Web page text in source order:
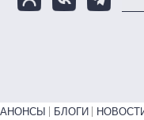
Primary links bottom
АНОНСЫ БЛОГИ